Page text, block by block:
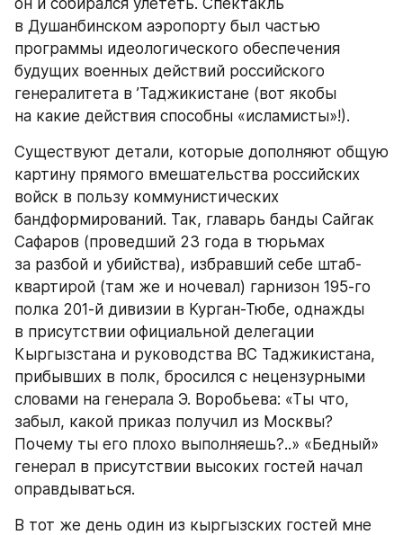
в Душанбинском аэропорту был частью
программы идеологического обеспечения
будущих военных действий российского
генералитета в ’Таджикистане (вот якобы
на какие действия способны «исламисты»!).
Существуют детали, которые дополняют общую
картину прямого вмешательства российских
войск в пользу коммунистических
бандформирований. Так, главарь банды Сайгак
Сафаров (проведший 23 года в тюрьмах
за разбой и убийства), избравший себе штаб-
квартирой (там же и ночевал) гарнизон 195-го
полка 201-й дивизии в Курган-Тюбе, однажды
в присутствии официальной делегации
Кыргызстана и руководства ВС Таджикистана,
прибывших в полк, бросился с нецензурными
словами на генерала Э. Воробьева: «Ты что,
забыл, какой приказ получил из Москвы?
Почему ты его плохо выполняешь?..» «Бедный»
генерал в присутствии высоких гостей начал
оправдываться.
В тот же день один из кыргызских гостей мне